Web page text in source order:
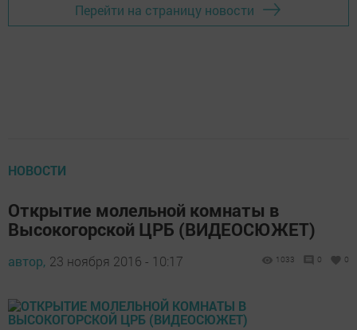
Перейти на страницу новости
НОВОСТИ
Открытие молельной комнаты в
Высокогорской ЦРБ (ВИДЕОСЮЖЕТ)
автор, 23 ноября 2016 - 10:17 1033 0 0